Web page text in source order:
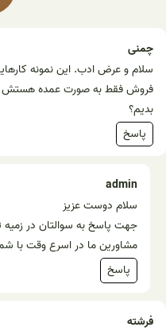
چمنی
سلام و عرض ادب. این نمونه
فروش فقط به صورت عمده هستش
بدیم؟
پاسخ
admin
سلام دوست عزیز
جهت پاسخ به سوالتان در زمیه
مشاورین ما در اسرع وقت با
پاسخ
فرشته